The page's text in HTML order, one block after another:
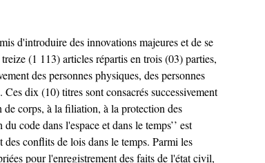
d'introduire des innovations majeures et de se
(1 113) articles répartis en trois (03) parties,
des personnes physiques, des personnes
dix (10) titres sont consacrés successivement
de corps, à la filiation, à la protection des
code dans l'espace et dans le temps’’ est
conflits de lois dans le temps. Parmi les
pour l'enregistrement des faits de l'état civil,